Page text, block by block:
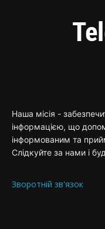
Наша місія -
інформацією, що
інформованим та
Слідкуйте за нами і
Зворотній зв'язок